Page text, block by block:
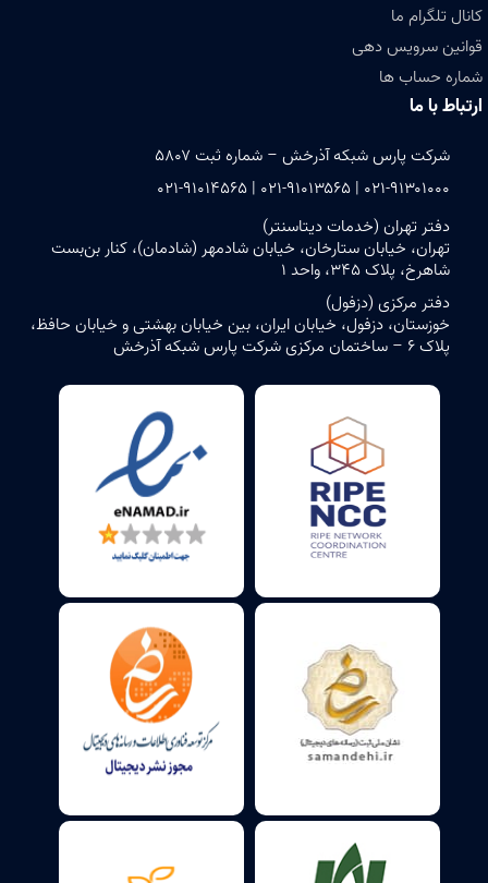
کانال تلگرام ما
قوانین سرویس دهی
شماره حساب ها
ارتباط با ما
شرکت پارس شبکه آذرخش – شماره ثبت ۵۸۰۷
۰۲۱-۹۱۳۰۱۰۰۰ | ۰۲۱-۹۱۰۱۳۵۶۵ | ۰۲۱-۹۱۰۱۴۵۶۵
دفتر تهران (خدمات دیتاسنتر)
تهران، خیابان ستارخان، خیابان شادمهر (شادمان)، کنار بن‌بست
شاهرخ، پلاک ۳۴۵، واحد ۱
دفتر مرکزی (دزفول)
خوزستان، دزفول، خیابان ایران، بین خیابان بهشتی و خیابان حافظ،
پلاک ۶ – ساختمان مرکزی شرکت پارس شبکه آذرخش